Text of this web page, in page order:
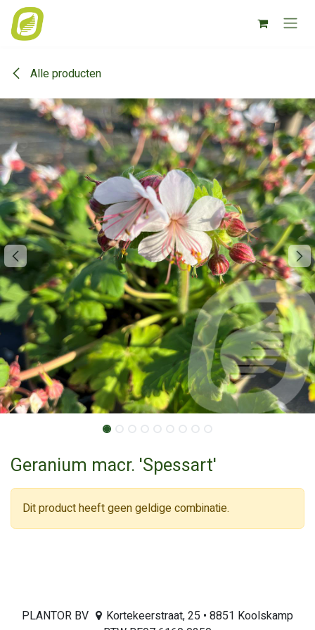
Overslaan naar inhoud
Alle producten
Geranium macr. 'Spessart'
Dit product heeft geen geldige combinatie.
PLANTOR BV
Kortekeerstraat, 25 • 8851 Koolskamp